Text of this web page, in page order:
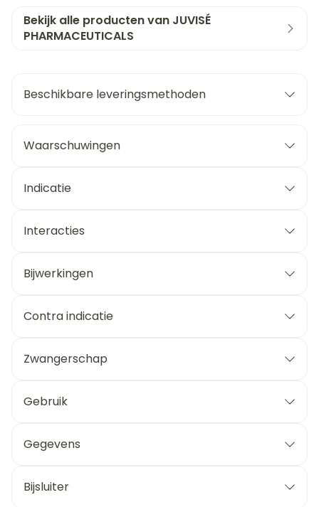
Bekijk alle producten van JUVISÉ
PHARMACEUTICALS
Beschikbare leveringsmethoden
Waarschuwingen
Indicatie
Interacties
Bijwerkingen
Contra indicatie
Zwangerschap
Gebruik
Gegevens
Bijsluiter